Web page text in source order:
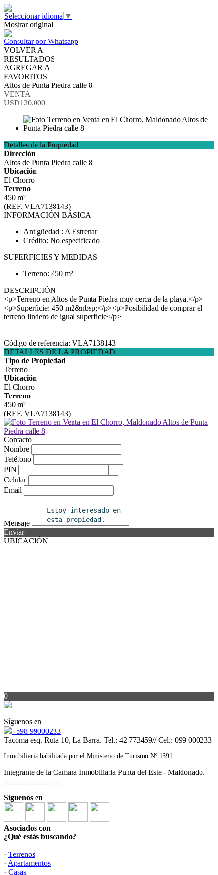
Seleccionar idioma ▼
Mostrar original
Consultar por Whatsapp
VOLVER A
RESULTADOS
AGREGAR A
FAVORITOS
Altos de Punta Piedra calle 8
VENTA
USD120.000
Detalles de la Propiedad
Dirección
Altos de Punta Piedra calle 8
Ubicación
El Chorro
Terreno
450 m²
(REF. VLA7138143)
INFORMACIÓN BÁSICA
Antigüedad : A Estrenar
Crédito: No especificado
SUPERFICIES Y MEDIDAS
Terreno: 450 m²
DESCRIPCIÓN
<p>Terreno en Altos de Punta Piedra muy cerca de la playa.</p>
<p>Superficie: 450 m2&nbsp;</p><p>Posibilidad de comprar el
terreno lindero de igual superficie</p>
Código de referencia: VLA7138143
DETALLES DE LA PROPIEDAD
Tipo de Propiedad
Terreno
Ubicación
El Chorro
Terreno
450 m²
(REF. VLA7138143)
Contacto
Nombre
Teléfono
PIN
Celular
Email
Mensaje
Enviar
UBICACIÓN
0
Síguenos en
+598 99000233
Tacoma esq. Ruta 10, La Barra. Tel.: 42 773459// Cel.: 099 000233
Inmobiliaria habilitada por el Ministerio de Turismo Nº 1391
Integrante de la Camara Inmobiliaria Punta del Este - Maldonado.
Síguenos en
Asociados con
¿Qué estás buscando?
· Terrenos
· Apartamentos
· Casas